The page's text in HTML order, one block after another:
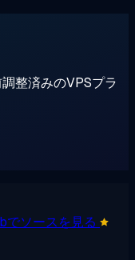
整済みのVPSプラ
でソースを見る